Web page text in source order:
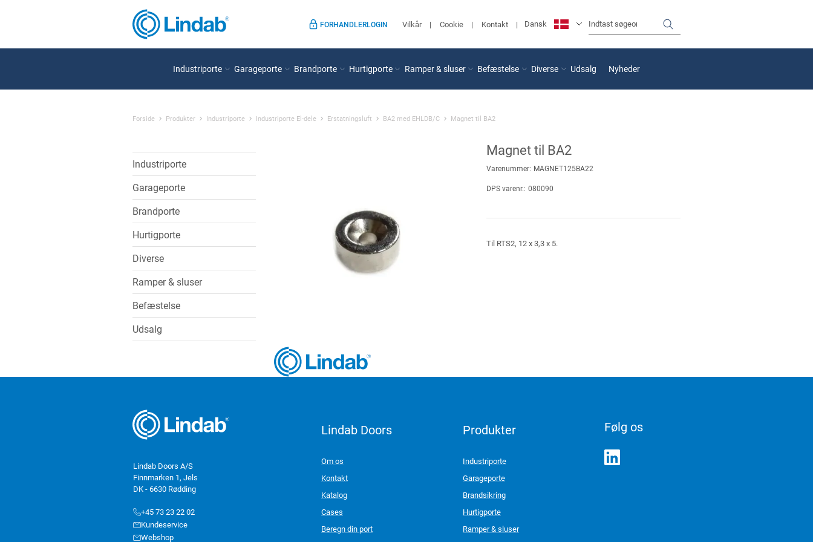
FORHANDLERLOGIN Vilkår Cookie Kontakt Dansk
Industriporte Garageporte Brandporte Hurtigporte Ramper & sluser Befæstelse Diverse Udsalg Nyheder
Forside Produkter Industriporte Industriporte El-dele Erstatningsluft BA2 med EHLDB/C Magnet til BA2
Industriporte
Garageporte
Brandporte
Hurtigporte
Diverse
Ramper & sluser
Befæstelse
Udsalg
Magnet til BA2
Varenummer: MAGNET125BA22
DPS varenr.: 080090
Til RTS2, 12 x 3,3 x 5.
Lindab Doors A/S
Finnmarken 1, Jels
DK - 6630 Rødding
+45 73 23 22 02
Kundeservice
Webshop
Lindab Doors
Om os
Kontakt
Katalog
Cases
Beregn din port
Produkter
Industriporte
Garageporte
Brandsikring
Hurtigporte
Ramper & sluser
Følg os